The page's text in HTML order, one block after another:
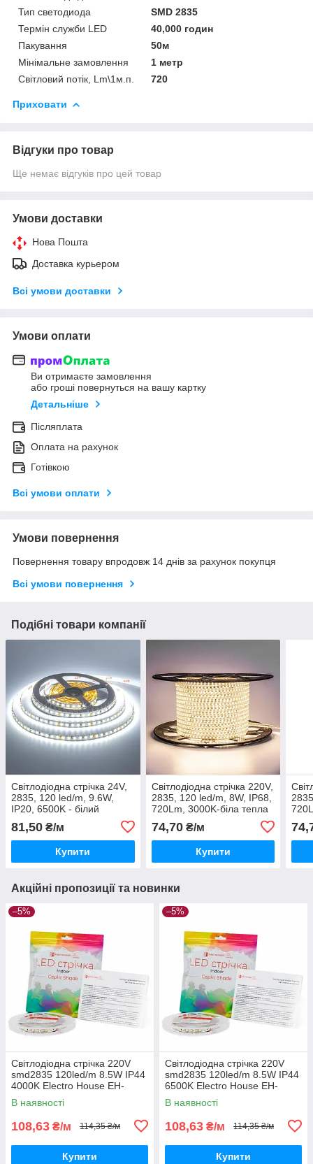
Тип светодиода
SMD 2835
Термін служби LED
40,000 годин
Пакування
50м
Мінімальне замовлення
1 метр
Світловий потік, Lm\1м.п.
720
Приховати
Відгуки про товар
Ще немає відгуків про цей товар
Умови доставки
Нова Пошта
Доставка курьером
Всі умови доставки
Умови оплати
Ви отримаєте замовлення
або гроші повернуться на вашу картку
Детальніше
Післяплата
Оплата на рахунок
Готівкою
Всі умови оплати
Умови повернення
Повернення товару впродовж 14 днів за рахунок покупця
Всі умови повернення
Подібні товари компанії
Світлодіодна стрічка 24V,
2835, 120 led/m, 9.6W,
IP20, 6500K - білий
Гарантія - 12 місяців
81,50 ₴/м
Купити
Світлодіодна стрічка 220V,
2835, 120 led/m, 8W, IP68,
720Lm, 3000K-біла тепла
74,70₴/м
Купити
Акційні пропозиції та новинки
–5%
Світлодіодна стрічка 220V
smd2835 120led/m 8.5W IP44
4000K Electro House EH-
STR15SHAC
В наявності
108,63 ₴/м 114,35 ₴/м
Купити
–5%
Світлодіодна стрічка 220V
smd2835 120led/m 8.5W IP44
6500K Electro House EH-
STR16SHAC
В наявності
108,63 ₴/м 114,35 ₴/м
Купити